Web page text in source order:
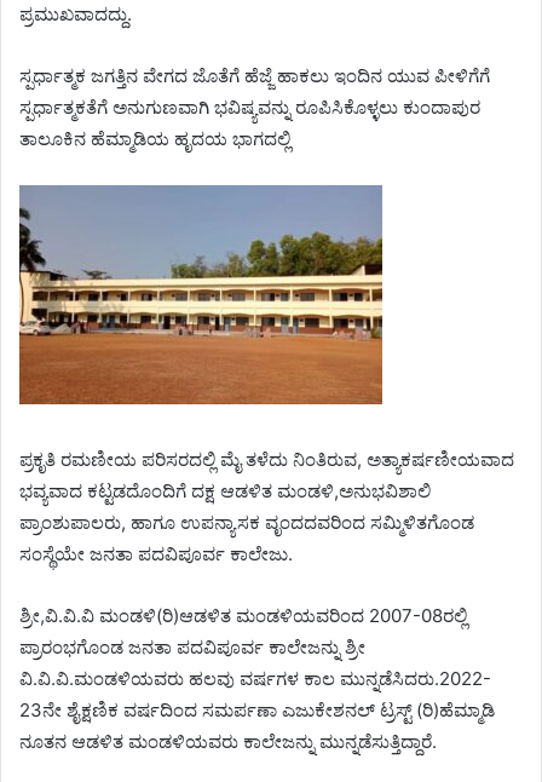
ಪ್ರಮುಖವಾದದ್ದು.
ಸ್ಪರ್ಧಾತ್ಮಕ‌ ಜಗತ್ತಿನ ವೇಗದ ಜೊತೆಗೆ ಹೆಜ್ಜೆ ಹಾಕಲು ಇಂದಿನ ಯುವ ಪೀಳಿಗೆಗೆ
ಸ್ಪರ್ಧಾತ್ಮಕತೆಗೆ ಅನುಗುಣವಾಗಿ ಭವಿಷ್ಯವನ್ನು ರೂಪಿಸಿಕೊಳ್ಳಲು ಕುಂದಾಪುರ
ತಾಲೂಕಿನ ಹೆಮ್ಮಾಡಿಯ ಹೃದಯ ಭಾಗದಲ್ಲಿ
ಪ್ರಕೃತಿ ರಮಣೀಯ ಪರಿಸರದಲ್ಲಿ ಮೈ ತಳೆದು ನಿಂತಿರುವ, ಅತ್ಯಾಕರ್ಷಣೀಯವಾದ
ಭವ್ಯವಾದ ಕಟ್ಟಡದೊಂದಿಗೆ ದಕ್ಷ ಆಡಳಿತ ಮಂಡಳಿ,ಅನುಭವಿಶಾಲಿ
ಪ್ರಾಂಶುಪಾಲರು, ಹಾಗೂ ಉಪನ್ಯಾಸಕ ವೃಂದದವರಿಂದ ಸಮ್ಮಿಳಿತಗೊಂಡ
ಸಂಸ್ಥೆಯೇ ಜನತಾ ಪದವಿಪೂರ್ವ ಕಾಲೇಜು.
ಶ್ರೀ,ವಿ.ವಿ.ವಿ ಮಂಡಳಿ(ರಿ)ಆಡಳಿತ ಮಂಡಳಿಯವರಿಂದ 2007-08ರಲ್ಲಿ
ಪ್ರಾರಂಭಗೊಂಡ ಜನತಾ ಪದವಿಪೂರ್ವ ಕಾಲೇಜನ್ನು ಶ್ರೀ
ವಿ.ವಿ.ವಿ.ಮಂಡಳಿಯವರು ಹಲವು ವರ್ಷಗಳ ಕಾಲ ಮುನ್ನಡೆಸಿದರು.2022-
23ನೇ ಶೈಕ್ಷಣಿಕ ವರ್ಷದಿಂದ ಸಮರ್ಪಣಾ ಎಜುಕೇಶನಲ್ ಟ್ರಸ್ಟ್ (ರಿ)ಹೆಮ್ಮಾಡಿ
ನೂತನ ಆಡಳಿತ ಮಂಡಳಿಯವರು ಕಾಲೇಜನ್ನು ಮುನ್ನಡೆಸುತ್ತಿದ್ದಾರೆ.